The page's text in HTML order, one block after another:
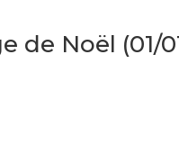
de Noël (01/